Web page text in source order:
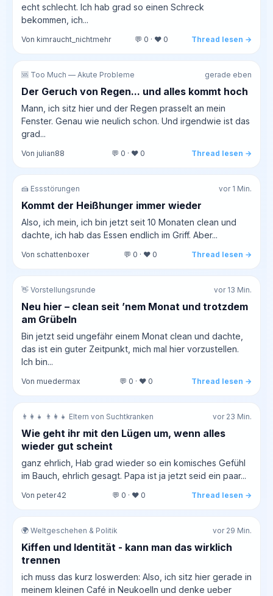
echt schlecht. Ich hab grad so einen Schreck
bekommen, ich...
Von kimraucht_nichtmehr 💬 0 · ❤️ 0 Thread lesen →
🆘 Too Much — Akute Probleme gerade eben
Der Geruch von Regen... und alles kommt hoch
Mann, ich sitz hier und der Regen prasselt an mein
Fenster. Genau wie neulich schon. Und irgendwie ist das
grad...
Von julian88 💬 0 · ❤️ 0 Thread lesen →
🍰 Essstörungen vor 1 Min.
Kommt der Heißhunger immer wieder
Also, ich mein, ich bin jetzt seit 10 Monaten clean und
dachte, ich hab das Essen endlich im Griff. Aber...
Von schattenboxer 💬 0 · ❤️ 0 Thread lesen →
👋 Vorstellungsrunde vor 13 Min.
Neu hier – clean seit ’nem Monat und trotzdem
am Grübeln
Bin jetzt seid ungefähr einem Monat clean und dachte,
das ist ein guter Zeitpunkt, mich mal hier vorzustellen.
Ich bin...
Von muedermax 💬 0 · ❤️ 0 Thread lesen →
👨‍👩‍👧 👨‍👩‍👧 Eltern von Suchtkranken vor 23 Min.
Wie geht ihr mit den Lügen um, wenn alles
wieder gut scheint
ganz ehrlich, Hab grad wieder so ein komisches Gefühl
im Bauch, ehrlich gesagt. Papa ist ja jetzt seid ein paar...
Von peter42 💬 0 · ❤️ 0 Thread lesen →
🌍 Weltgeschehen & Politik vor 29 Min.
Kiffen und Identität - kann man das wirklich
trennen
ich muss das kurz loswerden: Also, ich sitz hier gerade in
meinem kleinen Café in Neukoelln und denke ueber